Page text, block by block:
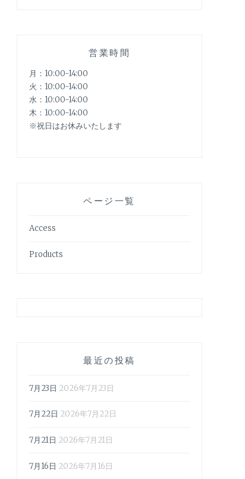
営業時間
月：10:00-14:00
火：10:00-14:00
水：10:00-14:00
木：10:00-14:00
※祝日はお休みいたします
ページ一覧
Access
Products
最近の投稿
7月23日 2026年7月23日
7月22日 2026年7月22日
7月21日 2026年7月21日
7月16日 2026年7月16日